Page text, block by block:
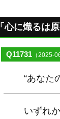
「心に熾るは
Q11731 （2025-
“あなた
いずれ